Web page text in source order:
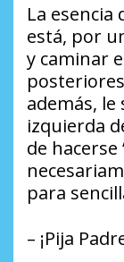
La esencia
está, por
y caminar
además,
izquierda
de
para
– ¡Pija